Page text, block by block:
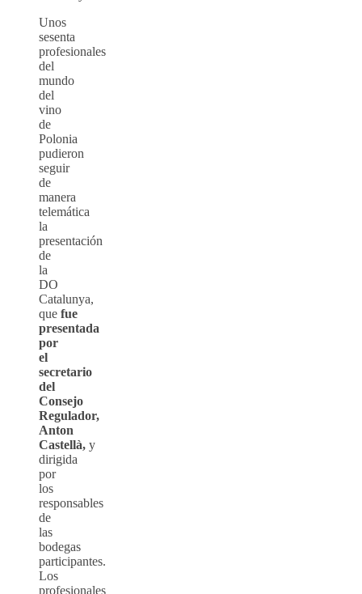
Unos
sesenta
profesionales
del
mundo
del
vino
de
Polonia
pudieron
seguir
de
manera
telemática
la
presentación
de
la
DO
Catalunya,
que fue
presentada
por
el
secretario
del
Consejo
Regulador,
Anton
Castellà, y
dirigida
por
los
responsables
de
las
bodegas
participantes.
Los
profesionales